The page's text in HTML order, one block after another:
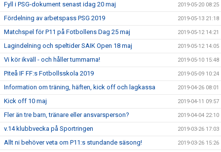
Fyll i PSG-dokument senast idag 20 maj 2019-05-20 08:25
Fördelning av arbetspass PSG 2019 2019-05-13 21:18
Matchspel för P11 på Fotbollens Dag 25 maj 2019-05-12 14:21
Lagindelning och speltider SAIK Open 18 maj 2019-05-12 14:05
Vi kör ikväll - och håller tummarna! 2019-05-10 15:48
Piteå IF FF:s Fotbollsskola 2019 2019-05-09 10:24
Information om träning, häften, kick off och lagkassa 2019-04-26 08:01
Kick off 10 maj 2019-04-11 09:57
Fler än tre barn, tränare eller ansvarsperson? 2019-04-04 22:10
v.14 klubbvecka på Sportringen 2019-03-26 17:03
Allt ni behöver veta om P11:s stundande säsong! 2019-03-26 15:26